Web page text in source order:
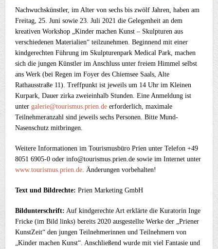
Nachwuchskünstler, im Alter von sechs bis zwölf Jahren, haben am
Freitag, 25. Juni sowie 23. Juli 2021 die Gelegenheit an dem
kreativen Workshop „Kinder machen Kunst – Skulpturen aus
verschiedenen Materialien“ teilzunehmen. Beginnend mit einer
kindgerechten Führung im Skulpturenpark Medical Park, machen
sich die jungen Künstler im Anschluss unter freiem Himmel selbst
ans Werk (bei Regen im Foyer des Chiemsee Saals, Alte
Rathausstraße 11). Treffpunkt ist jeweils um 14 Uhr im Kleinen
Kurpark, Dauer zirka zweieinhalb Stunden. Eine Anmeldung ist
untergalerie@tourismus.prien.de erforderlich, maximale
Teilnehmeranzahl sind jeweils sechs Personen. Bitte Mund-
Nasenschutz mitbringen.
Weitere Informationen im Tourismusbüro Prien unter Telefon +49
8051 6905-0 oder info@tourismus.prien.de sowie im Internet unter
www.tourismus.prien.de . Änderungen vorbehalten!
Text und Bildrechte: Prien Marketing GmbH
Bildunterschrift: Auf kindgerechte Art erklärte die Kuratorin Inge
Fricke (im Bild links) bereits 2020 ausgestellte Werke der „Priener
KunstZeit“ den jungen Teilnehmerinnen und Teilnehmern von
„Kinder machen Kunst“. Anschließend wurde mit viel Fantasie und